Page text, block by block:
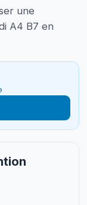
une
A4 B7 en